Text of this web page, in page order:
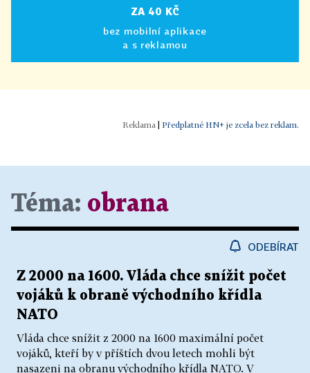
ZA 40 KČ
bez mobilní aplikace
a s reklamou
| Předplatné HN+ je zcela bez reklam.
Téma: obrana
ODEBÍRAT
Z 2000 na 1600. Vláda chce snížit počet
vojáků k obraně východního křídla
NATO
Vláda chce snížit z 2000 na 1600 maximální počet
vojáků, kteří by v příštích dvou letech mohli být
nasazeni na obranu východního křídla NATO. V